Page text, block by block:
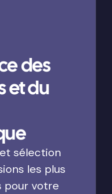
des
et du
sélection
les plus
pour votre